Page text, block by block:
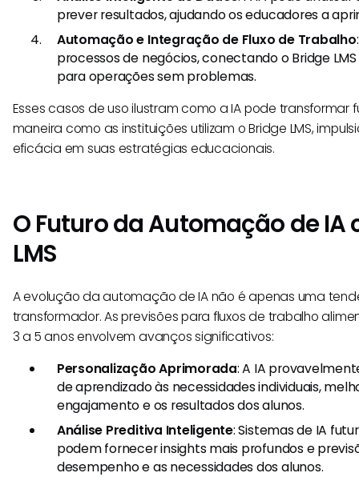
prever resultados, ajudando os educadores a
Automação e Integração de Fluxo de Trabalho
processos de negócios, conectando o Bridge
para operações sem problemas.
Esses casos de uso ilustram como a IA pode
maneira como as instituições utilizam o Bridge LMS,
eficácia em suas estratégias educacionais.
O Futuro da Automação de IA
LMS
A evolução da automação de IA não é apenas uma
transformador. As previsões para fluxos de trabalho
3 a 5 anos envolvem avanços significativos:
Personalização Aprimorada: A IA
de aprendizado às necessidades individuais,
engajamento e os resultados dos alunos.
Análise Preditiva Inteligente: Sistemas de IA
podem fornecer insights mais profundos e
desempenho e as necessidades dos alunos.